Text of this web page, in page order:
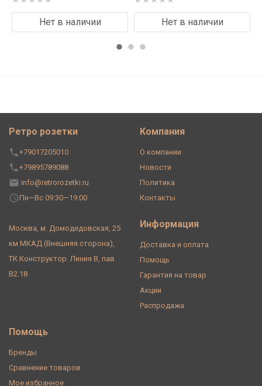
Нет в наличии Нет в наличии
Ретро розетки
+79017205010
+79895789088
info@retrorozetki.ru
Пн—Вс 09:30—19:00
Москва, м. Домодедовская, 25
км МКАД (Внешняя сторона),
ТК Конструктор. Линия В, пав
В2.18
Компания
О компании
Новости
Политика
Контакты
Информация
Доставка и оплата
Помощь
Гарантия на товар
Акции
Распродажа
Помощь
Бренды
Сравнение товаров
Мое избранное